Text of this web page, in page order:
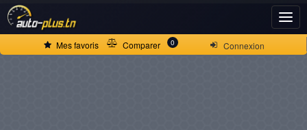
Connexion
Mes favoris Comparer 0
ACCUEIL